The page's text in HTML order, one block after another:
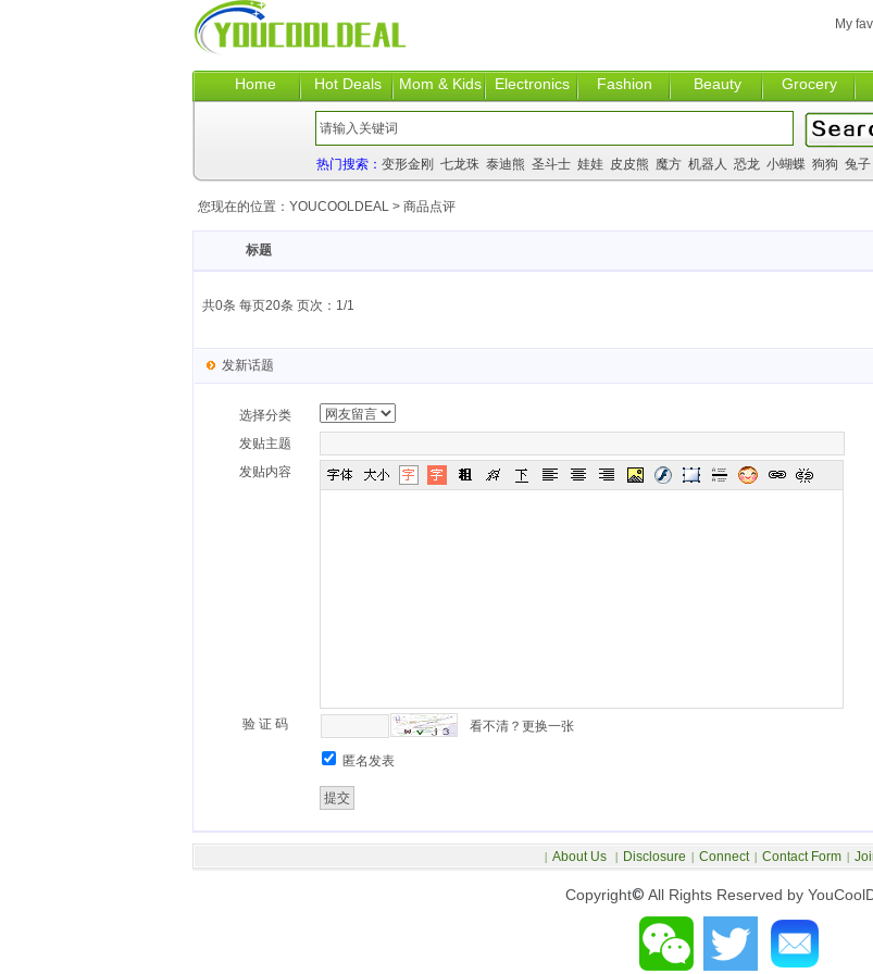
Home Hot Deals Mom & Kids Electronics Fashion Beauty Grocery
My
热门搜索： 变形金刚 七龙珠 泰迪熊 圣斗士 娃娃 皮皮熊 魔方 机器人 恐龙 小蝴蝶 狗狗 兔子
您现在的位置： YOUCOOLDEAL > 商品点评
标题
共0条 每页20条 页次：1/1
发新话题
选择分类
发贴主题
发贴内容
验 证 码 看不清？更换一张
匿名发表
Copyright© All Rights Reserved by
| About Us | Disclosure | Connect | Contact Form |